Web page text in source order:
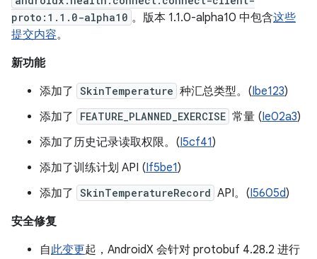
proto:1.1.0-alpha10 。版本 1.1.0-alpha10 中包含这些
提交内容。
新功能
添加了 SkinTemperature 种汇总类型。(Ibe123)
添加了
FEATURE_PLANNED_EXERCISE 常量 (Ie02a3)
添加了历史记录读取权限。(I5cf41)
添加了训练计划 API (If5be1)
添加了 SkinTemperatureRecord API。(I5605d)
安全修复
自此变更起，AndroidX 会针对 protobuf 4.28.2 进行